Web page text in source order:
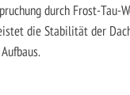
durch Frost-Tau-
die Stabilität der